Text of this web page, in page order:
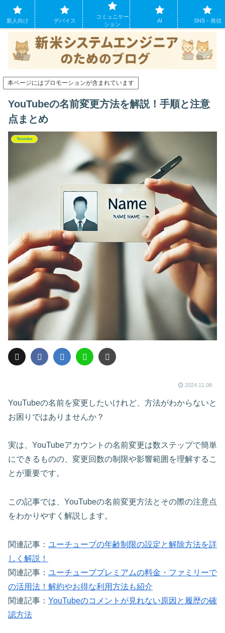
システムエンジニアになったばかりの方のために。現場でよくあるパソコンの
トラブルも
本ページにはプロモーションが含まれています
YouTubeの名前変更方法を解説！手順と注意
点まとめ
Youtube
2024.11.08
YouTubeの名前を変更したいけれど、方法がわからないと
お困りではありませんか？
実は、YouTubeアカウントの名前変更は数ステップで簡単
にできるものの、変更回数の制限や影響範囲を理解するこ
とが重要です。
この記事では、YouTubeの名前変更方法とその際の注意点
をわかりやすく解説します。
関連記事： ユーチューブの年齢制限の設定と解除方法を詳
しく解説！
関連記事： ユーチューブプレミアムの料金・ファミリーで
の活用法！解約やお得な利用方法も紹介
関連記事： YouTubeのコメントが見れない原因と履歴の確
認方法
新人向け デバイス
コミュニケー
ション
AI SNS・発信